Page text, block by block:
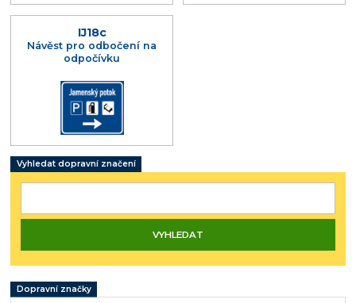
IJ18c
Návěst pro odbočení na
odpočívku
Vyhledat dopravní značení
Dopravní značky